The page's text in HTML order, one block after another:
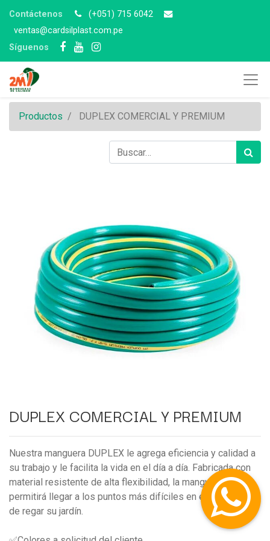
Contáctenos
(+051) 715 6042
ventas@cardsilplast.com.pe
Síguenos
Productos DUPLEX COMERCIAL Y PREMIUM
DUPLEX COMERCIAL Y PREMIUM
Nuestra manguera DUPLEX le agrega eficiencia y calidad a
su trabajo y le facilita la vida en el día a día. Fabricada con
material resistente de alta flexibilidad, la manguera
permitirá llegar a los puntos más difíciles en el momento
de regar su jardín.